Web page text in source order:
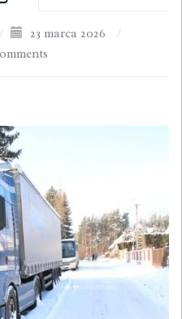
/ 23 marca 2026
/